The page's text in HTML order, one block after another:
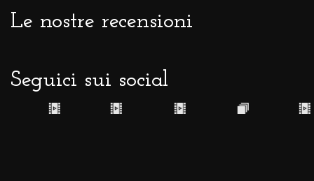
Le nostre recensioni
Seguici sui social